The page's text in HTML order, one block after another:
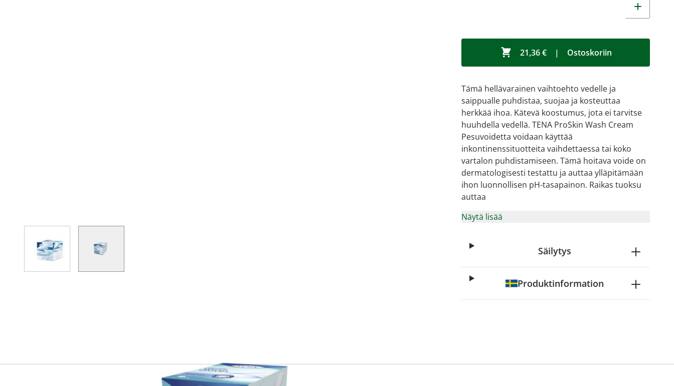
21,36 € | Ostoskoriin
Tämä hellävarainen vaihtoehto vedelle ja
saippualle puhdistaa, suojaa ja kosteuttaa
herkkää ihoa. Kätevä koostumus, jota ei tarvitse
huuhdella vedellä. TENA ProSkin Wash Cream
Pesuvoidetta voidaan käyttää
inkontinenssituotteita vaihdettaessa tai koko
vartalon puhdistamiseen. Tämä hoitava voide on
dermatologisesti testattu ja auttaa ylläpitämään
ihon luonnollisen pH-tasapainon. Raikas tuoksu
auttaa
Näytä lisää
Säilytys
Produktinformation